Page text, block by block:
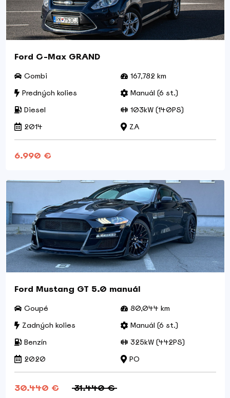
Ford C-Max GRAND
Combi
167,782 km
Predných kolies
Manuál (6 st.)
Diesel
103kW (140PS)
2014
ZA
6.990 €
Ford Mustang GT 5.0 manuál
Coupé
80,044 km
Zadných kolies
Manuál (6 st.)
Benzín
325kW (442PS)
2020
PO
30.440 € 31.440 €